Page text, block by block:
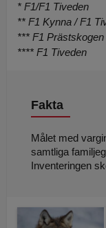
* F1/F1 Tiveden
** F1 Kynna / F1
*** F1 Prästskogen
**** F1 Tiveden
Fakta
Målet med
samtliga
Inventeringen